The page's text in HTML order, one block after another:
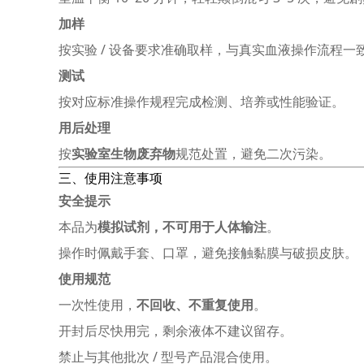
加样
按实验 / 设备要求准确取样，与真实血液操作流程一
测试
按对应标准操作规程完成检测、培养或性能验证。
用后处理
按实验室生物废弃物规范处置，避免二次污染。
三、使用注意事项
安全提示
本品为模拟试剂，不可用于人体输注。
操作时佩戴手套、口罩，避免接触黏膜与破损皮肤。
使用规范
一次性使用， 不回收、不重复使用。
开封后尽快用完，剩余液体不建议留存。
禁止与其他批次 / 型号产品混合使用。